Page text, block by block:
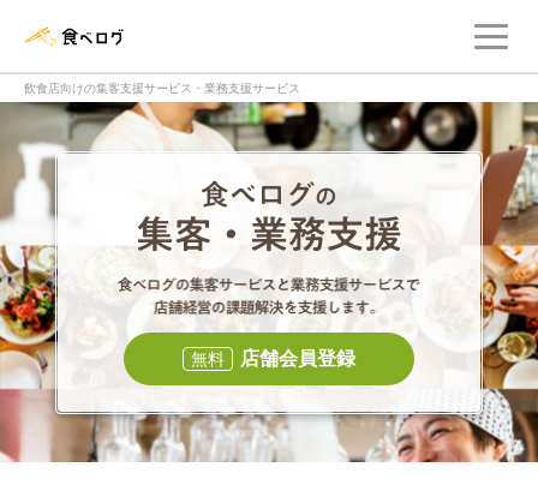
飲食店向けの集客支援サービス・業務支援サービス
食べログの集客
食べログの集
無料 店舗会員登録